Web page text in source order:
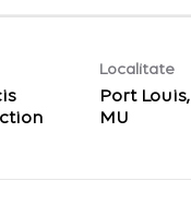
Localitate
Port Louis,